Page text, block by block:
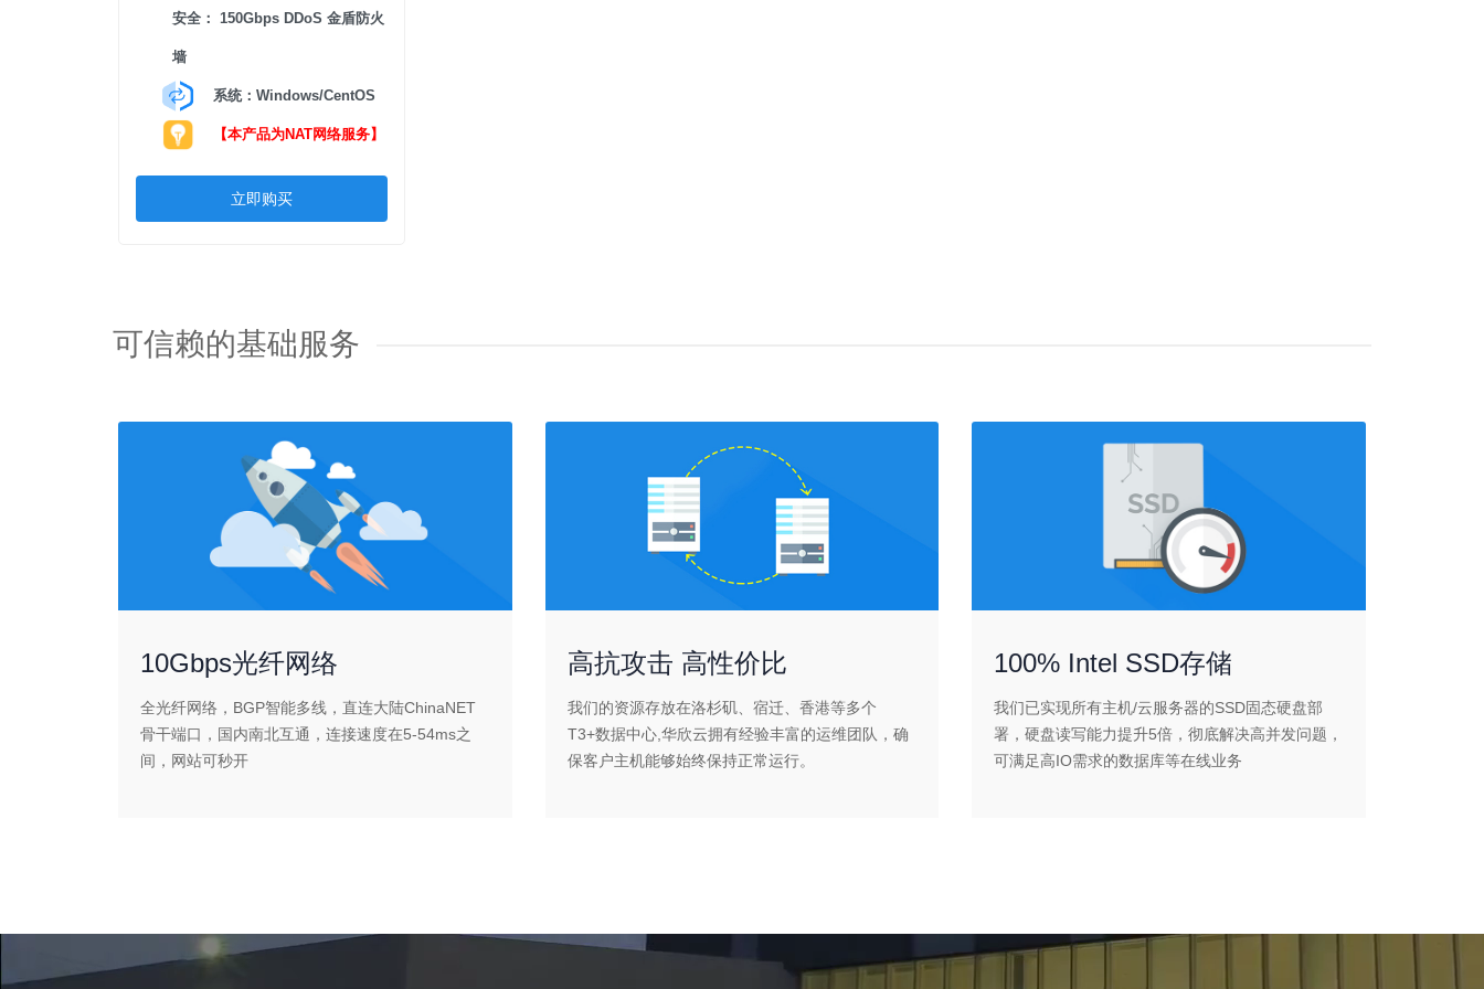
安全： 150Gbps DDoS 金盾防火
墙
系统：Windows/CentOS
【本产品为NAT网络服务】
立即购买
可信赖的基础服务
10Gbps光纤网络
全光纤网络，BGP智能多线，直连大陆ChinaNET
骨干端口，国内南北互通，连接速度在5-54ms之
间，网站可秒开
高抗攻击 高性价比
我们的资源存放在洛杉矶、宿迁、香港等多个
T3+数据中心,华欣云拥有经验丰富的运维团队，确
保客户主机能够始终保持正常运行。
100% Intel SSD存储
我们已实现所有主机/云服务器的SSD固态硬盘部
署，硬盘读写能力提升5倍，彻底解决高并发问题，
可满足高IO需求的数据库等在线业务